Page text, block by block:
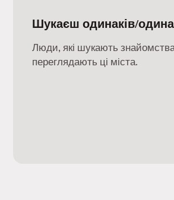
Шукаєш одинаків/
Люди, які шукають
переглядають ці міста.